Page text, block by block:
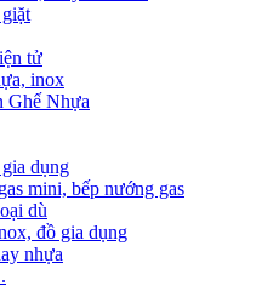
tử
inox
Ghế Nhựa
dụng
mini, bếp nướng gas
dù
đồ gia dụng
nhựa